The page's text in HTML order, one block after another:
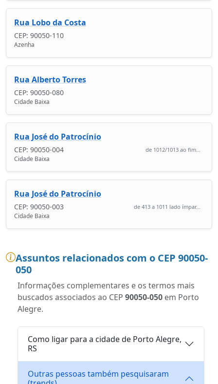
Rua Lobo da Costa
CEP: 90050-110
Azenha
Rua Alberto Torres
CEP: 90050-080
Cidade Baixa
Rua José do Patrocínio
CEP: 90050-004 de 1012/1013 ao fim...
Cidade Baixa
Rua José do Patrocínio
CEP: 90050-003 de 413 a 1011 lado ímpar...
Cidade Baixa
Assuntos relacionados com o CEP 90050-
050
Informações complementares e os termos mais
buscados associados ao CEP 90050-050 em Porto
Alegre.
Como ligar para a cidade de Porto Alegre,
RS
Outras pessoas também pesquisaram